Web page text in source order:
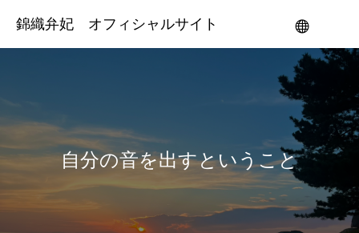
錦織弁妃 オフィシャルサイト
自分の音を出すということ